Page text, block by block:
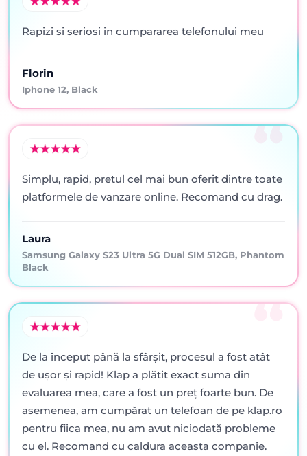
Rapizi si seriosi in cumpararea telefonului meu
Florin
Iphone 12, Black
Simplu, rapid, pretul cel mai bun oferit dintre toate
platformele de vanzare online. Recomand cu drag.
Laura
Samsung Galaxy S23 Ultra 5G Dual SIM 512GB, Phantom
Black
De la început până la sfârșit, procesul a fost atât
de ușor și rapid! Klap a plătit exact suma din
evaluarea mea, care a fost un preț foarte bun. De
asemenea, am cumpărat un telefoan de pe klap.ro
pentru fiica mea, nu am avut niciodată probleme
cu el. Recomand cu caldura aceasta companie.